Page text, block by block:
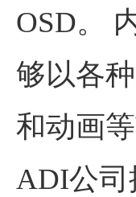
OSD。
够以各
和动画等
ADI公司